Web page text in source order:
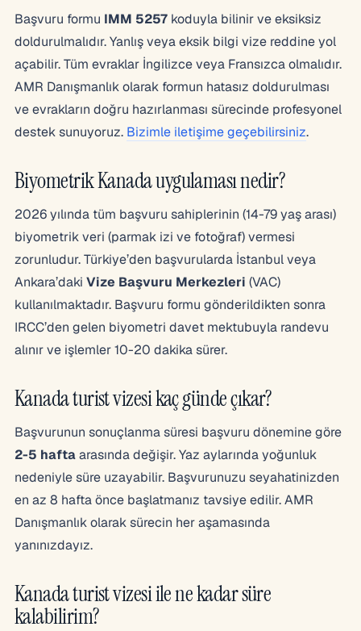
Başvuru formu IMM 5257 koduyla bilinir ve eksiksiz
doldurulmalıdır. Yanlış veya eksik bilgi vize reddine yol
açabilir. Tüm evraklar İngilizce veya Fransızca olmalıdır.
AMR Danışmanlık olarak formun hatasız doldurulması
ve evrakların doğru hazırlanması sürecinde profesyonel
destek sunuyoruz. Bizimle iletişime geçebilirsiniz.
Biyometrik Kanada uygulaması nedir?
2026 yılında tüm başvuru sahiplerinin (14-79 yaş arası)
biyometrik veri (parmak izi ve fotoğraf) vermesi
zorunludur. Türkiye’den başvurularda İstanbul veya
Ankara’daki Vize Başvuru Merkezleri (VAC)
kullanılmaktadır. Başvuru formu gönderildikten sonra
IRCC’den gelen biyometri davet mektubuyla randevu
alınır ve işlemler 10-20 dakika sürer.
Kanada turist vizesi kaç günde çıkar?
Başvurunun sonuçlanma süresi başvuru dönemine göre
2-5 haftaarasında değişir. Yaz aylarında yoğunluk
nedeniyle süre uzayabilir. Başvurunuzu seyahatinizden
en az 8 hafta önce başlatmanız tavsiye edilir. AMR
Danışmanlık olarak sürecin her aşamasında
yanınızdayız.
Kanada turist vizesi ile ne kadar süre
kalabilirim?